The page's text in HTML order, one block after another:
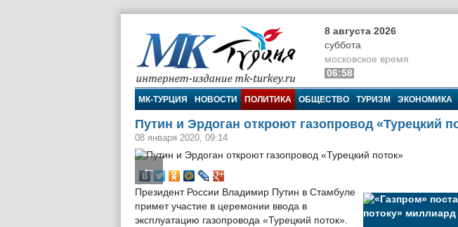
МК-Турция
8 августа 2026
суббота
московское время
06:58
МК-ТУРЦИЯ НОВОСТИ ПОЛИТИКА ОБЩЕСТВО ТУРИЗМ ЭКОНОМИКА
Путин и Эрдоган откроют газопровод «Турецкий
08 января 2020, 09:14
←
Президент России Владимир Путин в Стамбуле
примет участие в церемонии ввода в
эксплуатацию газопровода «Турецкий поток».